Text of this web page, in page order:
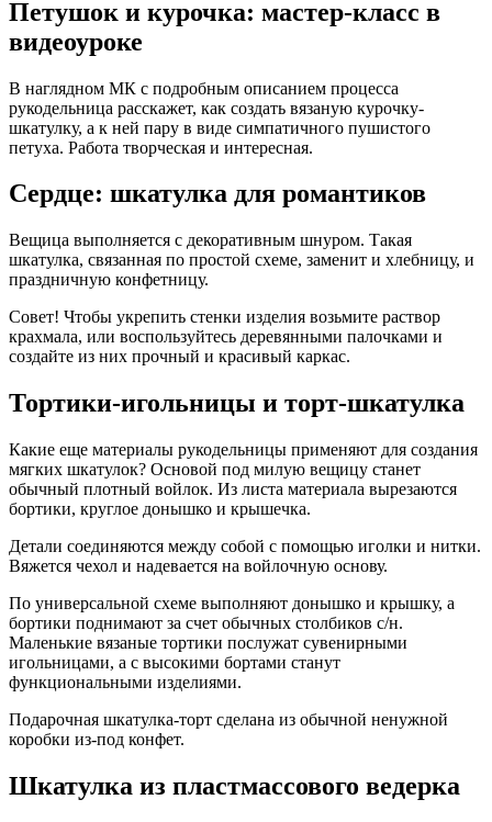
Петушок и курочка: мастер-класс в
видеоуроке
В наглядном МК с подробным описанием процесса
рукодельница расскажет, как создать вязаную курочку-
шкатулку, а к ней пару в виде симпатичного пушистого
петуха. Работа творческая и интересная.
Сердце: шкатулка для романтиков
Вещица выполняется с декоративным шнуром. Такая
шкатулка, связанная по простой схеме, заменит и хлебницу, и
праздничную конфетницу.
Совет! Чтобы укрепить стенки изделия возьмите раствор
крахмала, или воспользуйтесь деревянными палочками и
создайте из них прочный и красивый каркас.
Тортики-игольницы и торт-шкатулка
Какие еще материалы рукодельницы применяют для создания
мягких шкатулок? Основой под милую вещицу станет
обычный плотный войлок. Из листа материала вырезаются
бортики, круглое донышко и крышечка.
Детали соединяются между собой с помощью иголки и нитки.
Вяжется чехол и надевается на войлочную основу.
По универсальной схеме выполняют донышко и крышку, а
бортики поднимают за счет обычных столбиков с/н.
Маленькие вязаные тортики послужат сувенирными
игольницами, а с высокими бортами станут
функциональными изделиями.
Подарочная шкатулка-торт сделана из обычной ненужной
коробки из-под конфет.
Шкатулка из пластмассового ведерка